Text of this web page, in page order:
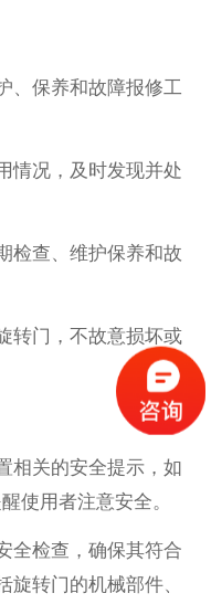
、保养和故障报修工
情况，及时发现并处
检查、维护保养和故
转门，不故意损坏或
相关的安全提示，如
使用者注意安全。
全检查，确保其符合
转门的机械部件、